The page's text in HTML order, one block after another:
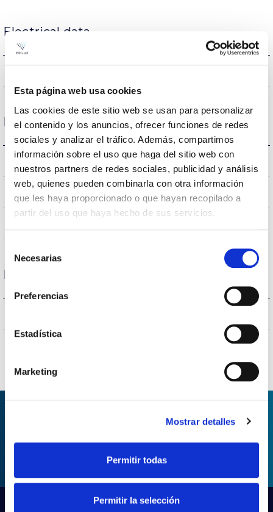
Esta página web usa cookies
Las cookies de este sitio web se usan para personalizar
el contenido y los anuncios, ofrecer funciones de redes
sociales y analizar el tráfico. Además, compartimos
información sobre el uso que haga del sitio web con
nuestros partners de redes sociales, publicidad y análisis
web, quienes pueden combinarla con otra información
que les haya proporcionado o que hayan recopilado a
partir del uso que haya hecho de sus servicios.
Necesarias
Preferencias
Estadística
Marketing
Mostrar detalles
Permitir todas
Permitir la selección
Electrical data
Dimensions and Mounting
0.038Kg
Measures
Protections